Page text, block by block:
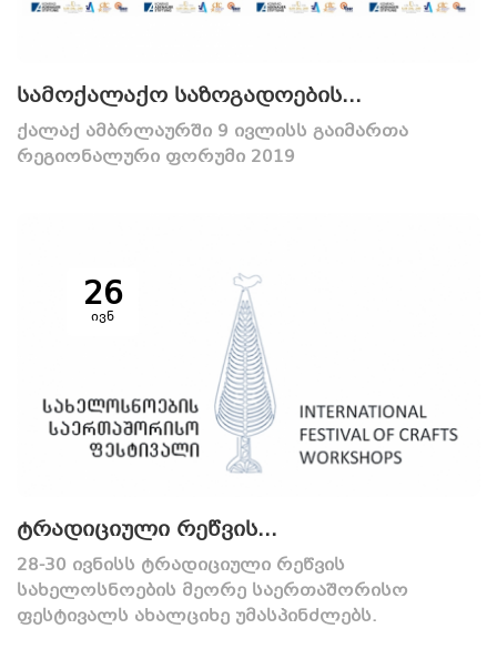
სამოქალაქო საზოგადოების...
ქალაქ ამბრლაურში 9 ივლისს გაიმართა
რეგიონალური ფორუმი 2019
26
ივნ
ტრადიციული რეწვის...
28-30 ივნისს ტრადიციული რეწვის
სახელოსნოების მეორე საერთაშორისო
ფესტივალს ახალციხე უმასპინძლებს.